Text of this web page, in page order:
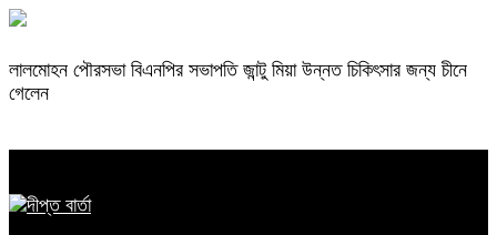
লালমোহন পৌরসভা বিএনপির সভাপতি জান্টু মিয়া উন্নত চিকিৎসার জন্য চীনে
গেলেন